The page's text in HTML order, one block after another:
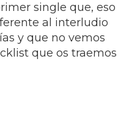
single que, eso
al interludio
y que no vemos
que os traemos